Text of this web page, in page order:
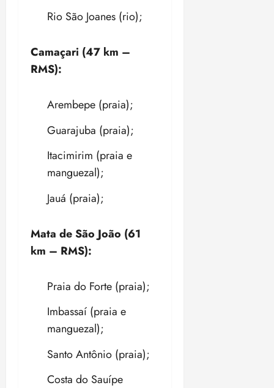
Rio São Joanes (rio);
Camaçari (47 km –
RMS):
Arembepe (praia);
Guarajuba (praia);
Itacimirim (praia e
manguezal);
Jauá (praia);
Mata de São João (61
km – RMS):
Praia do Forte (praia);
Imbassaí (praia e
manguezal);
Santo Antônio (praia);
Costa do Sauípe